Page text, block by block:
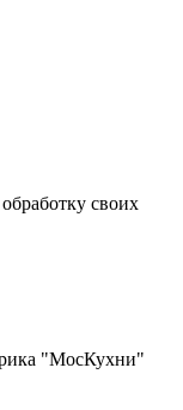
своих
"МосКухни"